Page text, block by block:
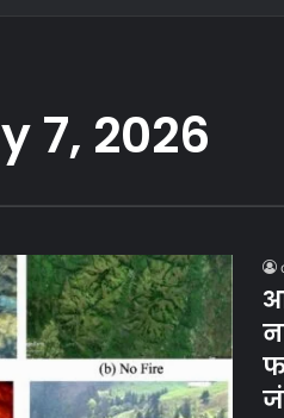
7, 2026